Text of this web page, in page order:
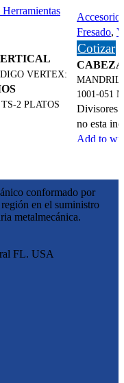
VERTEX:
2 PLATOS
Fresado,
Cotizar
MANDRIL
1001-051
Divisores.
no esta
Add to
conformado por
en el suministro
metalmecánica.
FL. USA